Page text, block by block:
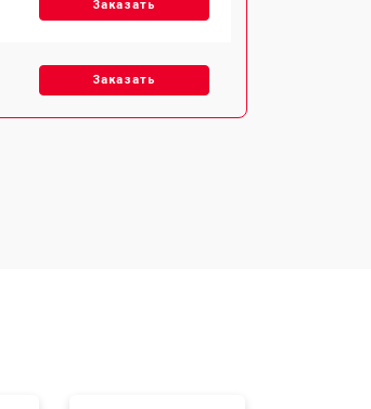
Заказать
Заказать